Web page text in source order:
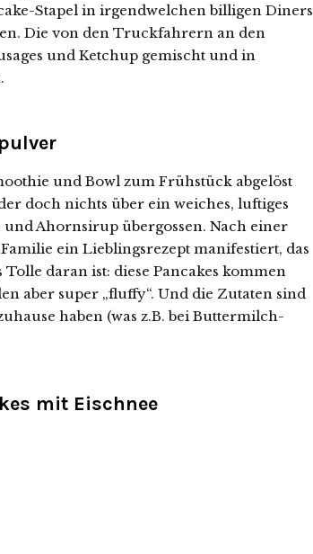
Stapel in irgendwelchen billigen Diners
Die von den Truckfahrern an den
und Ketchup gemischt und in
und Bowl zum Frühstück abgelöst
doch nichts über ein weiches, luftiges
Ahornsirup übergossen. Nach einer
ein Lieblingsrezept manifestiert, das
daran ist: diese Pancakes kommen
aber super „fluffy“. Und die Zutaten sind
haben (was z.B. bei Buttermilch-
mit Eischnee